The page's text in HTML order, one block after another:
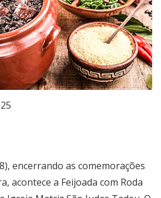
encerrando as comemorações
acontece a Feijoada com Roda